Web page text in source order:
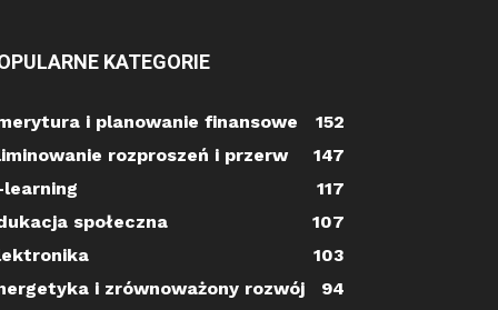
KATEGORIE
i planowanie finansowe
152
rozproszeń i przerw
147
learning
117
społeczna
107
103
i zrównoważony rozwój
94